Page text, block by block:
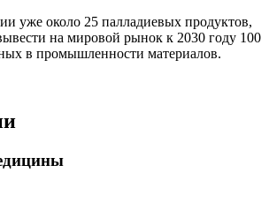
уже около 25 палладиевых продуктов,
на мировой рынок к 2030 году 100
в промышленности материалов.